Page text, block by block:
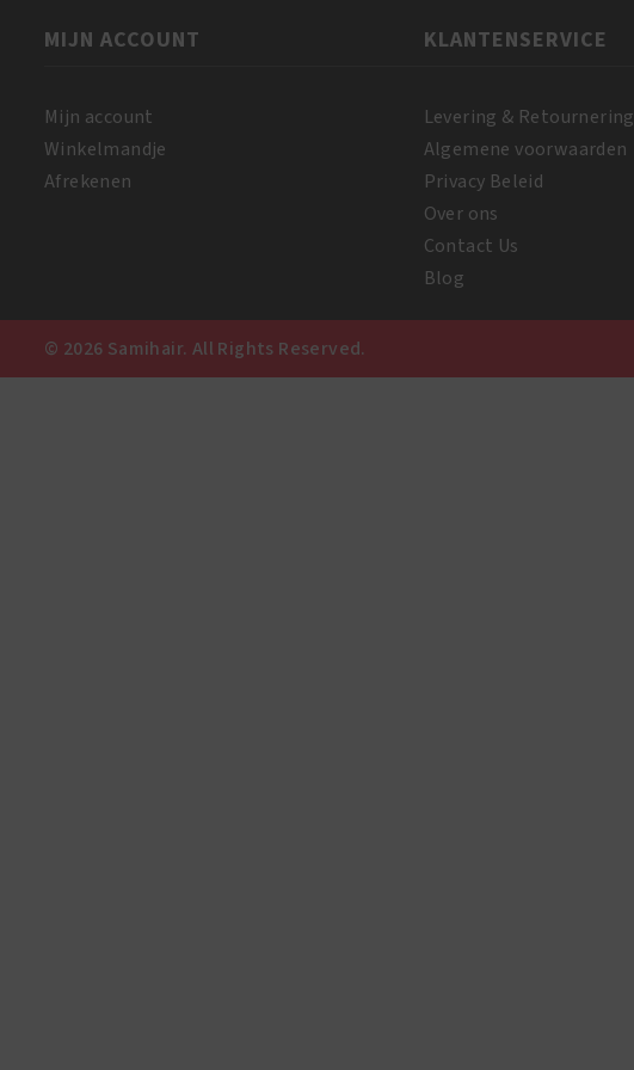
MIJN ACCOUNT
Mijn account
Winkelmandje
Afrekenen
KLANTENSERVICE
Levering & Retournering
Algemene voorwaarden
Privacy Beleid
Over ons
Contact Us
Blog
© 2026 Samihair. All Rights Reserved.